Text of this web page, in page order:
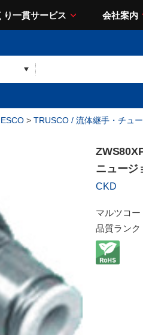
り一貫サービス 会社案内
> TRUSCO / 流体継手・チュー
ニュージ
CKD
マルツコー
品質ランク